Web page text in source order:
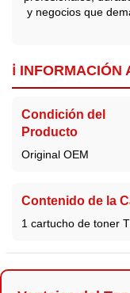
y negocios que
ℹ️ INFORMACIÓN
Condición del
Producto
Original OEM
Contenido de la
1 cartucho de toner